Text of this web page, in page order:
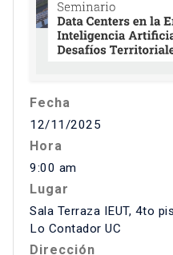
Fecha
12/11/2025
Hora
9:00 am
Lugar
Sala Terraza IEUT, 4to
Lo Contador UC
Dirección